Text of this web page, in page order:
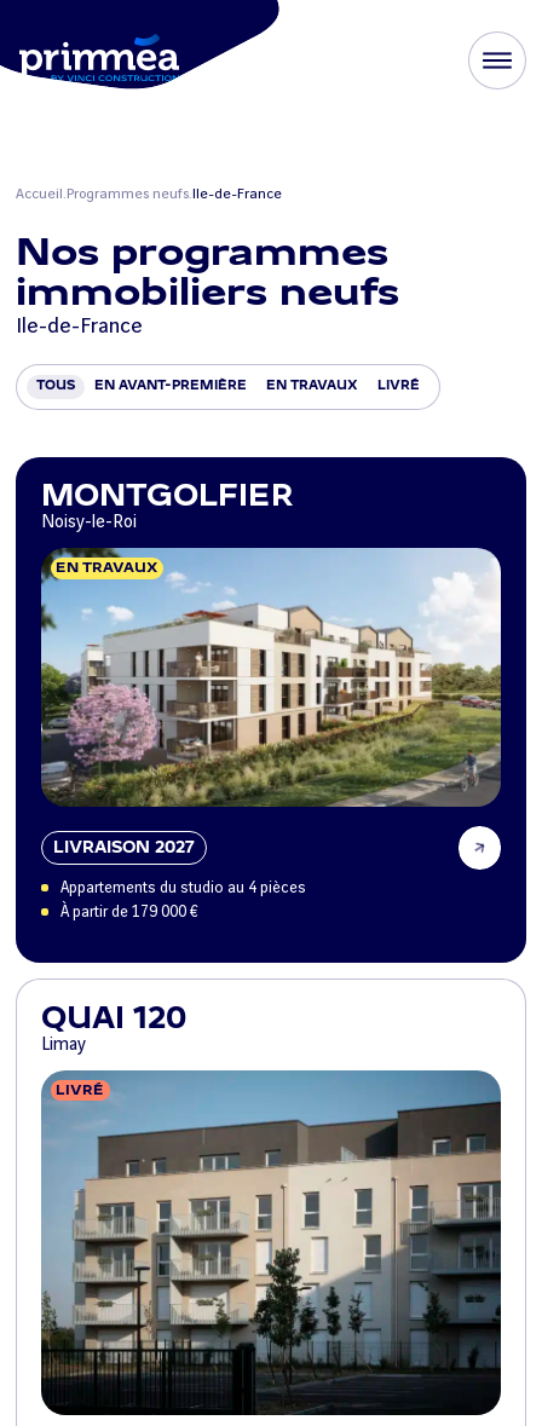
Accueil Programmes neufs Ile-de-France
Nos programmes
immobiliers neufs
Ile-de-France
TOUS EN AVANT-PREMIÈRE EN TRAVAUX LIVRÉ
MONTGOLFIER
Noisy-le-Roi
EN TRAVAUX
LIVRAISON 2027
Appartements du studio au 4 pièces
À partir de 179 000 €
QUAI 120
Limay
LIVRÉ